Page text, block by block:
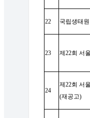
22 국립생태
23 제 22회 서
24
제 22회 서
(재공고)